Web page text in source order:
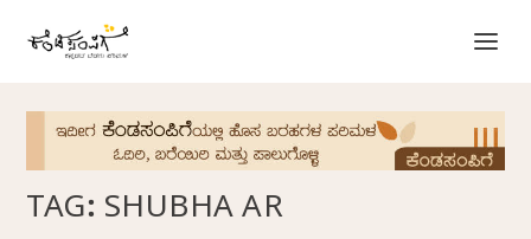
TAG: SHUBHA AR